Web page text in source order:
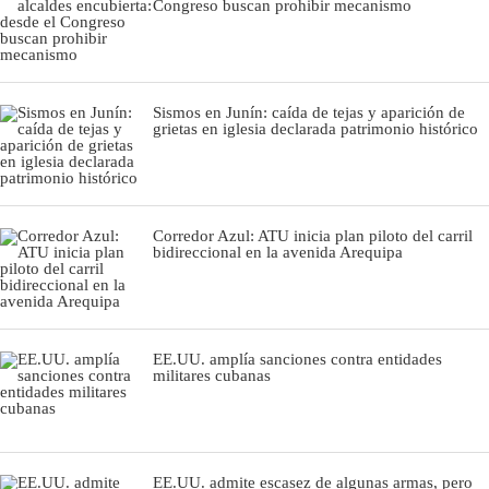
Congreso buscan prohibir mecanismo
Sismos en Junín: caída de tejas y aparición de
grietas en iglesia declarada patrimonio histórico
Corredor Azul: ATU inicia plan piloto del carril
bidireccional en la avenida Arequipa
EE.UU. amplía sanciones contra entidades
militares cubanas
EE.UU. admite escasez de algunas armas, pero